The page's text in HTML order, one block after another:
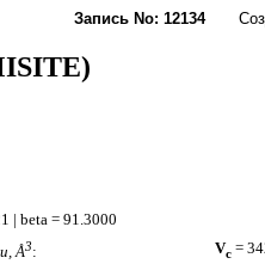
Запись No: 12134
| beta = 91.3000
Å3: Vc =